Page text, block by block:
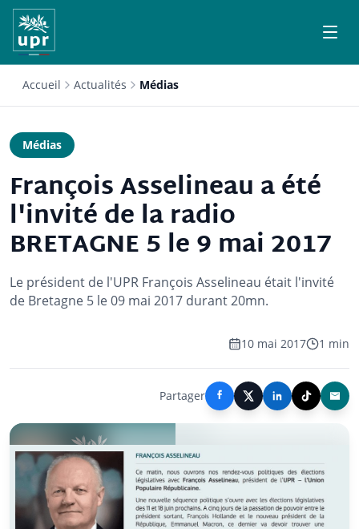
Accueil Actualités Médias
Médias
François Asselineau a été
l'invité de la radio
BRETAGNE 5 le 9 mai 2017
Le président de l'UPR François Asselineau était l'invité
de Bretagne 5 le 09 mai 2017 durant 20mn.
10 mai 2017 1 min
Partager